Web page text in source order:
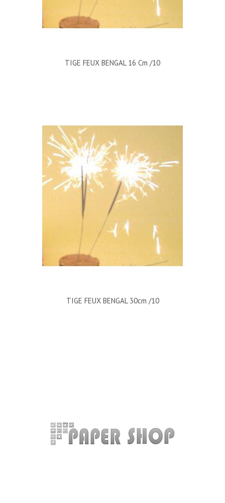
TIGE FEUX BENGAL 16 Cm /10
TIGE FEUX BENGAL 30cm /10